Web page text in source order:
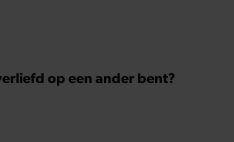
op een ander bent?